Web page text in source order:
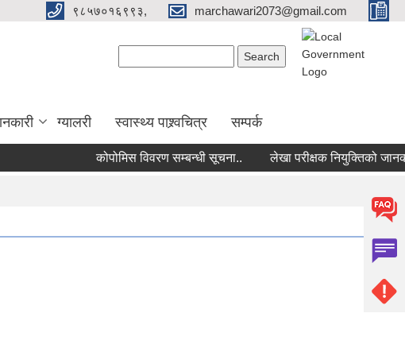
९८५७०१६९९३, marchawari2073@gmail.com
ग्यालरी स्वास्थ्य पाश्र्वचित्र सम्पर्क
कोपोमिस विवरण सम्बन्धी सूचना.. लेखा परीक्षक नियुक्तिको